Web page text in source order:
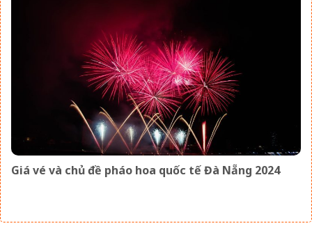
Giá vé và chủ đề pháo hoa quốc tế Đà Nẵng 2024